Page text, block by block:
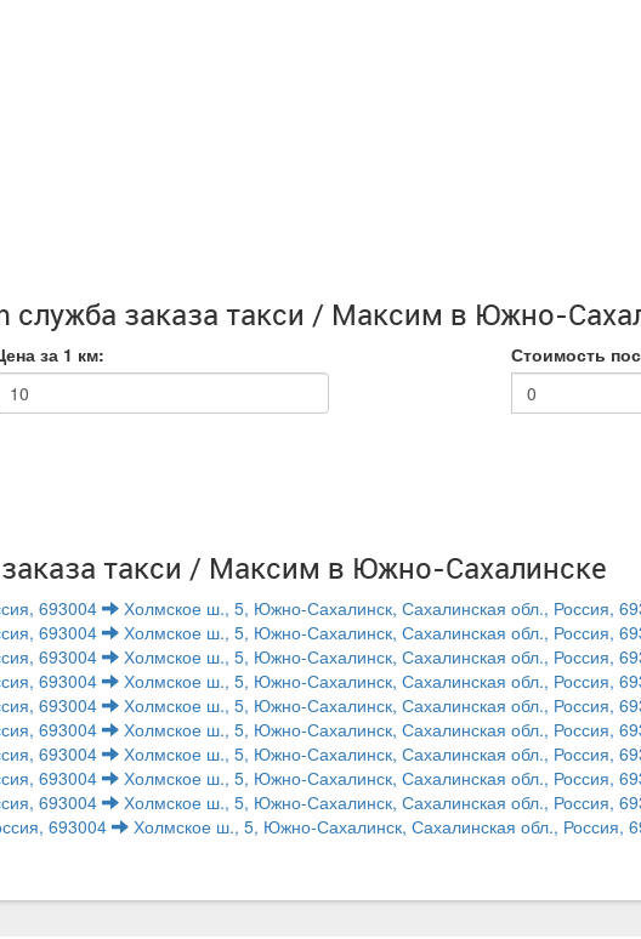
служба заказа такси / Максим в Южно-
за 1 км: Стоимость
такси / Максим в Южно-Сахалинске
693004
Холмское ш., 5, Южно-Сахалинск, Сахалинская обл., Россия,
693004
Холмское ш., 5, Южно-Сахалинск, Сахалинская обл., Россия,
693004
Холмское ш., 5, Южно-Сахалинск, Сахалинская обл., Россия,
693004
Холмское ш., 5, Южно-Сахалинск, Сахалинская обл., Россия,
693004
Холмское ш., 5, Южно-Сахалинск, Сахалинская обл., Россия,
693004
Холмское ш., 5, Южно-Сахалинск, Сахалинская обл., Россия,
693004
Холмское ш., 5, Южно-Сахалинск, Сахалинская обл., Россия,
693004
Холмское ш., 5, Южно-Сахалинск, Сахалинская обл., Россия,
693004
Холмское ш., 5, Южно-Сахалинск, Сахалинская обл., Россия,
693004 Холмское ш., 5, Южно-Сахалинск, Сахалинская обл., Россия,